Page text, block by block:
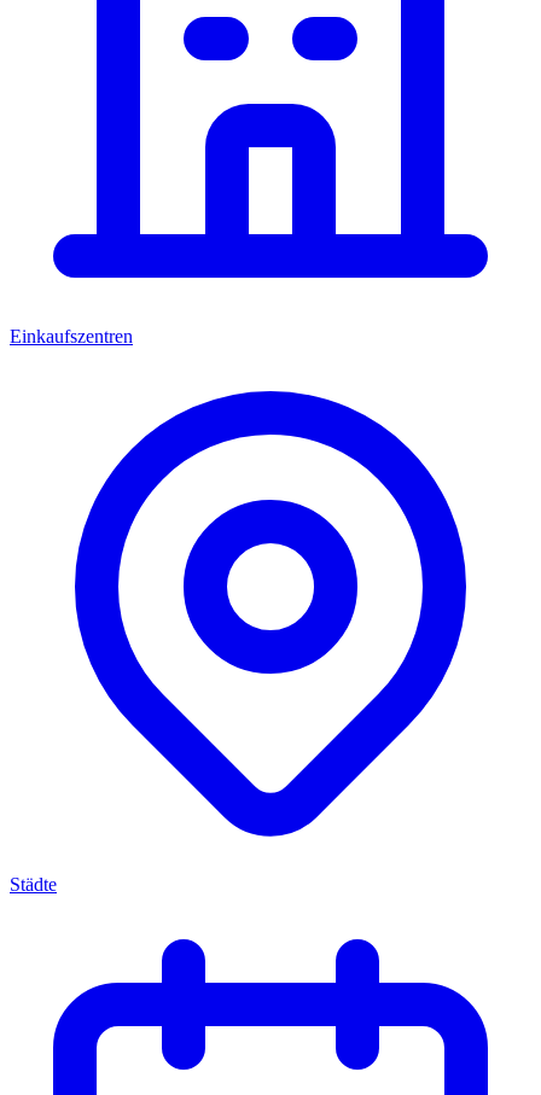
Einkaufszentren
Städte